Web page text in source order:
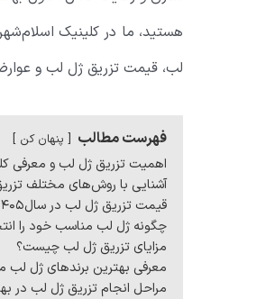
هستید، ما در کلینیک
لب، قیمت تزریق ژل لب و
فهرست مطالب پنهان کن
اهمیت تزریق ژل لب و معرفی
آشنایی با روش‌های مختلف
قیمت تزریق ژل لب در سال۱۴۰۵ چقدر است؟
چگونه ژل لب مناسب خود را
مزایای تزریق ژل لب چیست؟
معرفی بهترین برندهای ژل لب
مراحل انجام تزریق ژل لب در